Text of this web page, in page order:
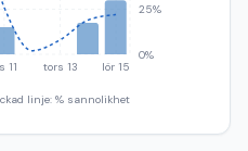
11 tors 13 lör 15
0%
25%
linje: % sannolikhet